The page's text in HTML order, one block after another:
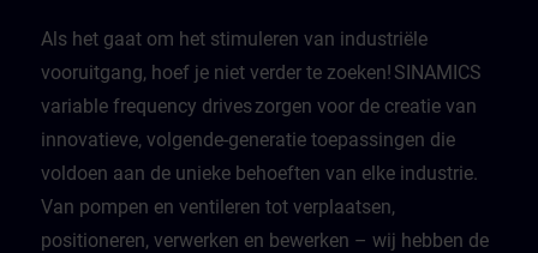
Als het gaat om het stimuleren van industriële
vooruitgang, hoef je niet verder te zoeken! SINAMICS
variable frequency drives zorgen voor de creatie van
innovatieve, volgende-generatie toepassingen die
voldoen aan de unieke behoeften van elke industrie.
Van pompen en ventileren tot verplaatsen,
positioneren, verwerken en bewerken – wij hebben de